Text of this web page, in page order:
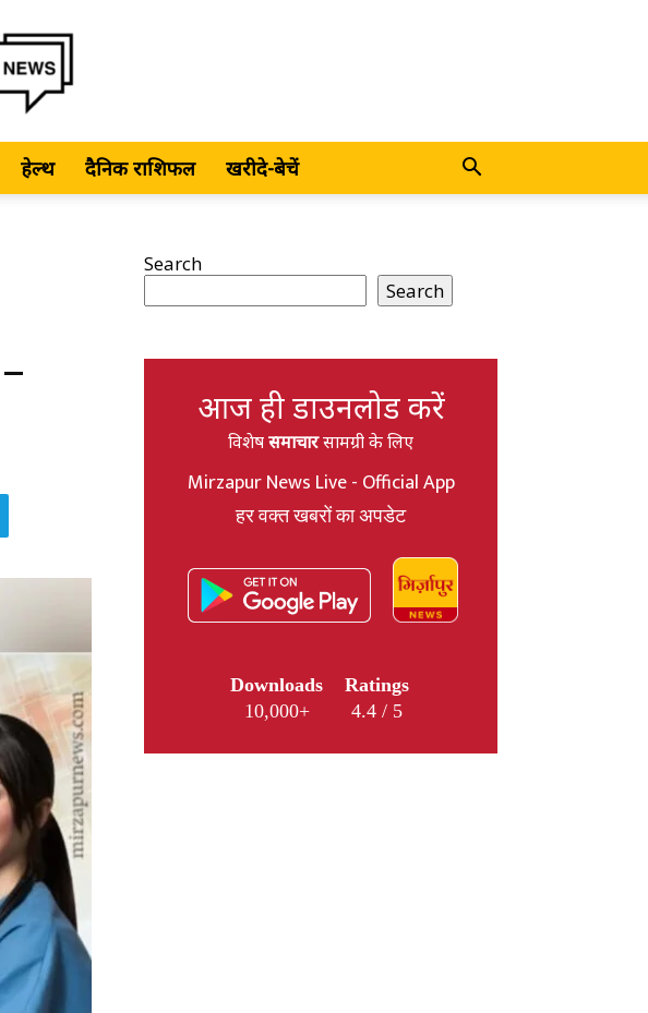
हेल्थ दैनिक राशिफल खरीदे-बेचें
Search
Search
आज ही डाउनलोड करें
विशेषसमाचारसामग्री के लिए
Mirzapur News Live - Official App
हर वक्त खबरों का अपडेट
Downloads
10,000+
Ratings
4.4 / 5